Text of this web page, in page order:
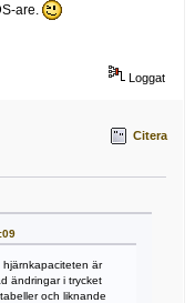
are.
Loggat
Citera
är
ändringar i trycket
och liknande